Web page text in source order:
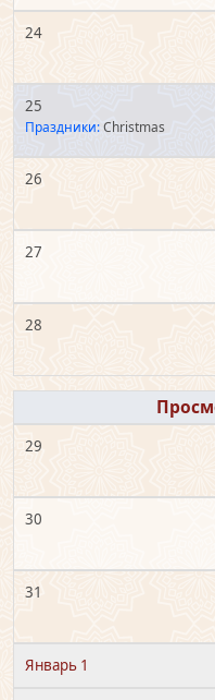
24
25
Праздники:Christmas
26
27
28
29
30
31
Январь 1